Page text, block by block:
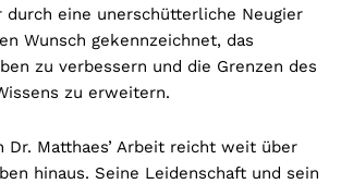
durch eine unerschütterliche Neugier
Wunsch gekennzeichnet, das
zu verbessern und die Grenzen des
zu erweitern.
Dr. Matthaes’ Arbeit reicht weit über
hinaus. Seine Leidenschaft und sein